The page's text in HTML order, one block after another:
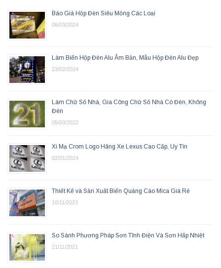
Báo Giá Hộp Đèn Siêu Mỏng Các Loại
06/03/2024
Làm Biển Hộp Đèn Alu Âm Bản, Mẫu Hộp Đèn Alu Đẹp
23/02/2024
Làm Chữ Số Nhà, Gia Công Chữ Số Nhà Có Đèn, Không
Đèn
05/03/2022
Xi Mạ Crom Logo Hãng Xe Lexus Cao Cấp, Uy Tín
02/01/2024
Thiết Kế và Sản Xuất Biển Quảng Cáo Mica Giá Rẻ
10/11/2023
So Sánh Phương Pháp Sơn Tĩnh Điện Và Sơn Hấp Nhiệt
21/11/2021